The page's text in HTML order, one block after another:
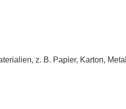
z. B. Papier, Karton,